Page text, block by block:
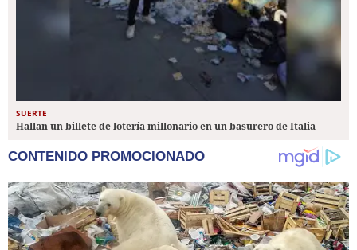
SUERTE
Hallan un billete de lotería millonario en un basurero de Italia
CONTENIDO PROMOCIONADO